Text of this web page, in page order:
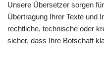
Unsere Übersetzer sorgen
Übertragung Ihrer Texte und
rechtliche, technische oder
sicher, dass Ihre Botschaft